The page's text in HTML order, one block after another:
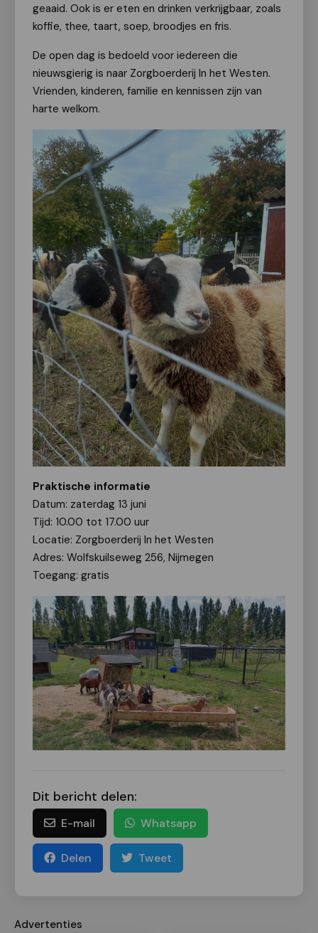
geaaid. Ook is er eten en drinken verkrijgbaar, zoals
koffie, thee, taart, soep, broodjes en fris.
De open dag is bedoeld voor iedereen die
nieuwsgierig is naar Zorgboerderij In het Westen.
Vrienden, kinderen, familie en kennissen zijn van
harte welkom.
Praktische informatie
Datum: zaterdag 13 juni
Tijd: 10.00 tot 17.00 uur
Locatie: Zorgboerderij In het Westen
Adres: Wolfskuilseweg 256, Nijmegen
Toegang: gratis
Dit bericht delen:
E-mail Whatsapp
Delen Tweet
Advertenties